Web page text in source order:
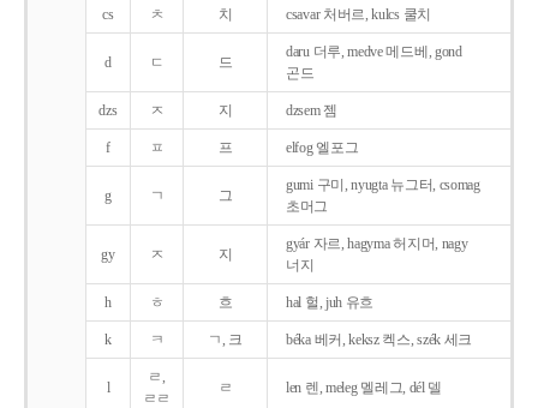
cs ㅊ 치 csavar 처버르, kulcs 쿨치
d ㄷ 드
daru 더루, medve 메드베, gond
곤드
dzs ㅈ 지 dzsem 젬
f ㅍ 프 elfog 엘포그
g ㄱ 그
gumi 구미, nyugta 뉴그터, csomag
초머그
gy ㅈ 지
gyár 자르, hagyma 허지머, nagy
너지
h ㅎ 흐 hal 헐, juh 유흐
k ㅋ ㄱ, 크 béka 베커, keksz 켁스, szék 세크
l
ㄹ,
ㄹㄹ
ㄹ len 렌, meleg 멜레그, dél 델